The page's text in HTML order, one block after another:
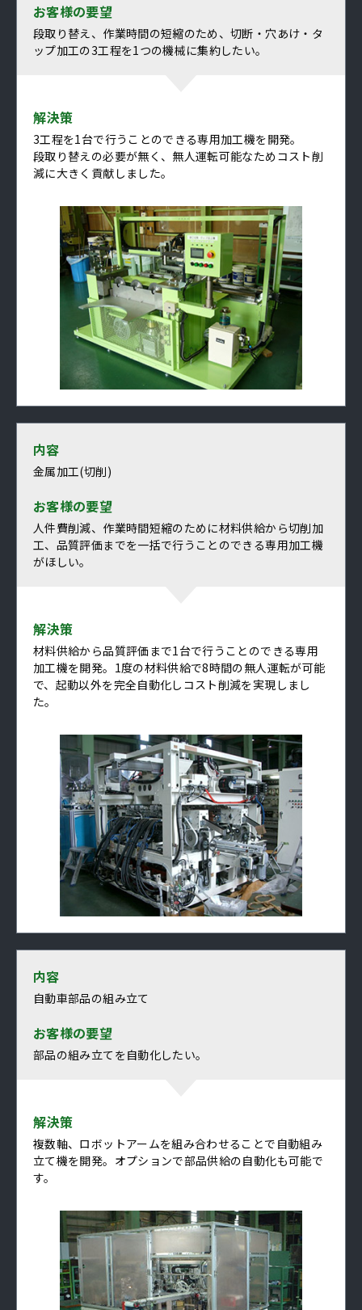
お客様の要望
段取り替え、作業時間の短縮のため、切断・穴あけ・タ
ップ加工の3工程を1つの機械に集約したい。
解決策
3工程を1台で行うことのできる専用加工機を開発。
段取り替えの必要が無く、無人運転可能なためコスト削
減に大きく貢献しました。
内容
金属加工(切削)
お客様の要望
人件費削減、作業時間短縮のために材料供給から切削加
工、品質評価までを一括で行うことのできる専用加工機
がほしい。
解決策
材料供給から品質評価まで1台で行うことのできる専用
加工機を開発。1度の材料供給で8時間の無人運転が可能
で、起動以外を完全自動化しコスト削減を実現しまし
た。
内容
自動車部品の組み立て
お客様の要望
部品の組み立てを自動化したい。
解決策
複数軸、ロボットアームを組み合わせることで自動組み
立て機を開発。オプションで部品供給の自動化も可能で
す。